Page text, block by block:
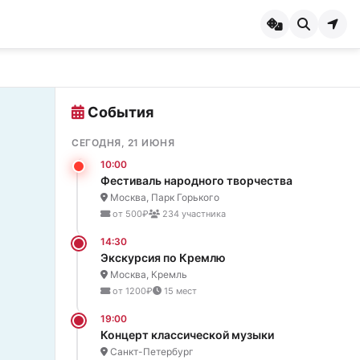
События
СЕГОДНЯ, 21 ИЮНЯ
10:00
Фестиваль народного творчества
Москва, Парк Горького
от 500₽ 234 участника
14:30
Экскурсия по Кремлю
Москва, Кремль
от 1200₽ 15 мест
19:00
Концерт классической музыки
Санкт-Петербург